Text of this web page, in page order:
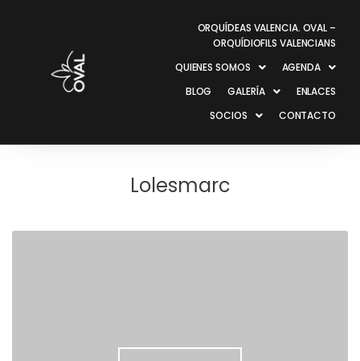
ORQUÍDEAS VALENCIA. OVAL –
ORQUÍDIOFILS VALENCIANS
QUIENES SOMOS
AGENDA
BLOG
GALERÍA
ENLACES
SOCIOS
CONTACTO
Lolesmarc